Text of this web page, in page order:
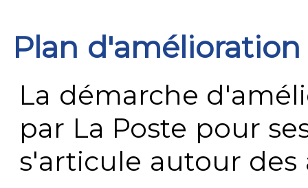
Plan
La démarche
par La Poste pour
s'articule autour des